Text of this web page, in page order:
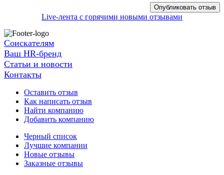
Live-лента с горячими новыми отзывами
Соискателям
Ваш HR-бренд
Статьи и новости
Контакты
Оставить отзыв
Как написать отзыв
Найти компанию
Добавить компанию
Черный список
Лучшие компании
Новые отзывы
Заказные отзывы